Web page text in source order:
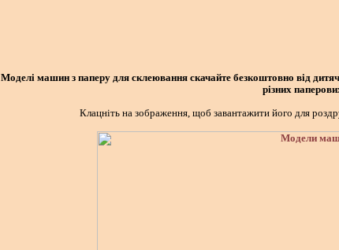
Моделі машин з паперу для склеювання скачайте безкоштовно від
різних
Клацніть на зображення, щоб завантажити його для